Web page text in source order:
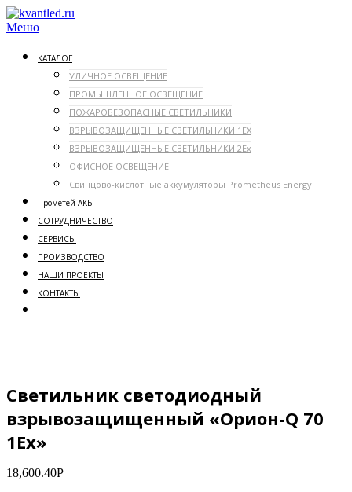
Перейти
к
Меню
КАТАЛОГ
УЛИЧНОЕ ОСВЕЩЕНИЕ
ПРОМЫШЛЕННОЕ ОСВЕЩЕНИЕ
ПОЖАРОБЕЗОПАСНЫЕ СВЕТИЛЬНИКИ
ВЗРЫВОЗАЩИЩЕННЫЕ СВЕТИЛЬНИКИ 1ЕX
ВЗРЫВОЗАЩИЩЕННЫЕ СВЕТИЛЬНИКИ 2Ex
ОФИСНОЕ ОСВЕЩЕНИЕ
Свинцово-кислотные аккумуляторы Prometheus Energy
Прометей АКБ
СОТРУДНИЧЕСТВО
СЕРВИСЫ
ПРОИЗВОДСТВО
НАШИ ПРОЕКТЫ
КОНТАКТЫ
Светильник светодиодный
взрывозащищенный «Орион-Q 70
1Ех»
18,600.40Р